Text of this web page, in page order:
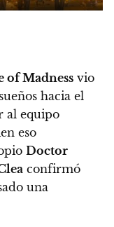
of Madness vio
hacia el
al equipo
eso
Doctor
confirmó
una